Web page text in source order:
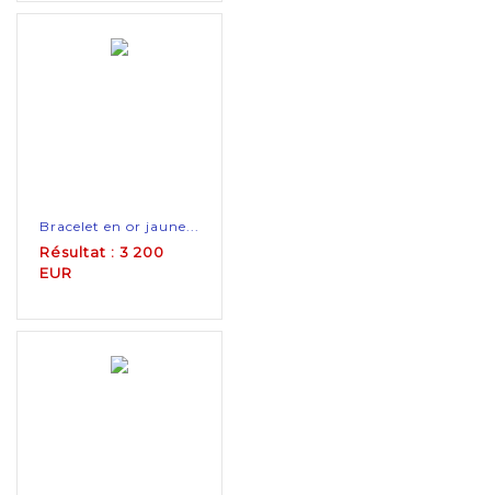
Bracelet en or jaune...
Résultat : 3 200
EUR